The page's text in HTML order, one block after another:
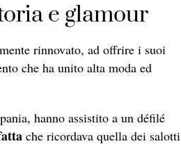
e glamour
rinnovato, ad offrire i suoi
che ha unito alta moda ed
hanno assistito a un défilé
che ricordava quella dei salotti